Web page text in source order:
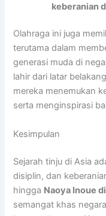
keberanian
Olahraga ini juga
terutama dalam
generasi muda di
lahir dari latar
mereka menemukan
serta menginspirasi
Kesimpulan
Sejarah tinju di Asia
disiplin, dan
hingga Naoya Inoue
semangat khas